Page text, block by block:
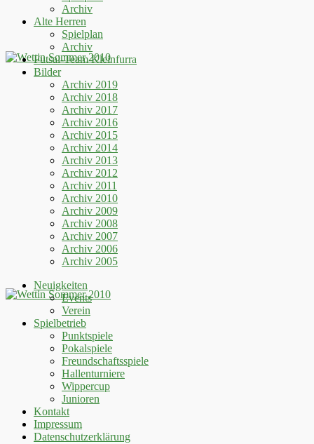
Archiv
Alte Herren
Spielplan
Archiv
Futsal-Team Kleinfurra
Bilder
Archiv 2019
Archiv 2018
Archiv 2017
Archiv 2016
Archiv 2015
Archiv 2014
Archiv 2013
Archiv 2012
Archiv 2011
Archiv 2010
Archiv 2009
Archiv 2008
Archiv 2007
Archiv 2006
Archiv 2005
Neuigkeiten
Events
Verein
Spielbetrieb
Punktspiele
Pokalspiele
Freundschaftsspiele
Hallenturniere
Wippercup
Junioren
Kontakt
Impressum
Datenschutzerklärung